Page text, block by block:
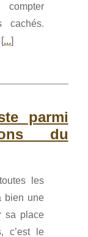
cachés.
...]
parmi
du
les
bien une
sa place
c’est le